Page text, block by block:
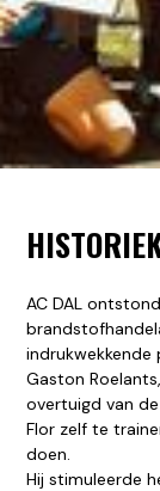
AC DAL
Gaston
overtuigd van
Flor zelf te
doen.
Hij stimuleerde